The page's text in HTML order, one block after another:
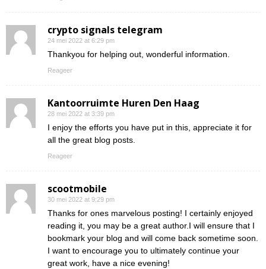
crypto signals telegram
24 mei 2022 at 6:29 pm
Thankyou for helping out, wonderful information.
Reageer
Kantoorruimte Huren Den Haag
28 mei 2022 at 3:39 pm
I enjoy the efforts you have put in this, appreciate it for
all the great blog posts.
Reageer
scootmobile
30 mei 2022 at 9:29 pm
Thanks for ones marvelous posting! I certainly enjoyed
reading it, you may be a great author.I will ensure that I
bookmark your blog and will come back sometime soon.
I want to encourage you to ultimately continue your
great work, have a nice evening!